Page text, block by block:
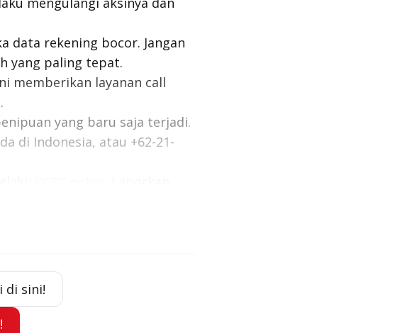
data rekening bocor. Jangan
yang paling tepat.
memberikan layanan call
yang baru saja terjadi.
di Indonesia, atau +62-21-
sini!